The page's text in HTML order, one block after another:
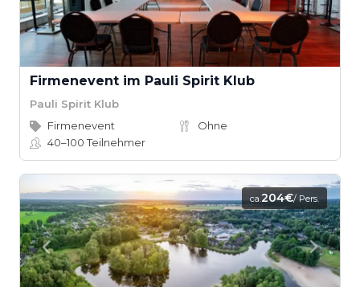
Firmenevent im Pauli Spirit Klub
Pauli Spirit Klub
Firmenevent
Ohne
40–100Teilnehmer
ca.204€/ Pers.